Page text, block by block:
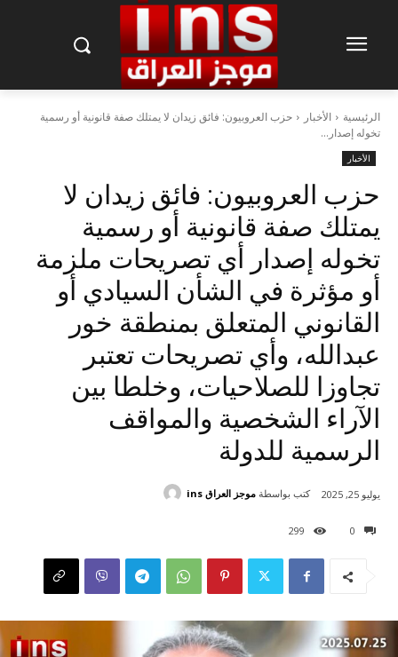
الرئيسية الأخبار
حزب العروبيون: فائق زيدان لا يمتلك صفة قانونية أو رسمية
تخوله إصدار...
الأخبار
حزب العروبيون: فائق زيدان لا
يمتلك صفة قانونية أو رسمية
تخوله إصدار أي تصريحات ملزمة
أو مؤثرة في الشأن السيادي أو
القانوني المتعلق بمنطقة خور
عبدالله، وأي تصريحات تعتبر
تجاوزا للصلاحيات، وخلطا بين
الآراء الشخصية والمواقف
الرسمية للدولة
0
299
يوليو 25, 2025 كتب بواسطة موجز العراق ins